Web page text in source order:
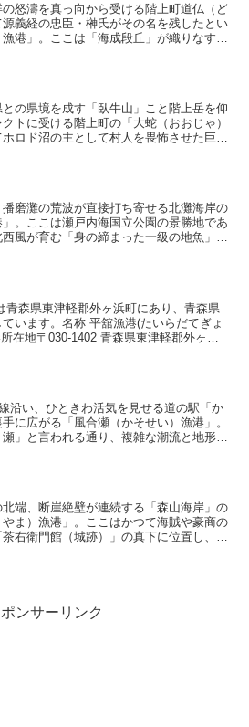
怒濤を真っ向から受ける階上町道仏（ど
義経の忠臣・榊氏がその名を残したとい
港」。ここは「海成段丘」が織りなす階
の県境を成す「臥牛山」こと階上岳を仰
トに受ける階上町の「大蛇（おおじゃ）
ロド沼の主として村人を畏怖させた巨大
磨灘の荒波が直接打ち寄せる北灘海岸の
。ここは瀬戸内海国立公園の景勝地であ
風が育む「身の締まった一級の地魚」が
青森県東津軽郡外ヶ浜町にあり、青森県
います。名称 平舘漁港(たいらだてぎょ
在地〒030-1402 青森県東津軽郡外ヶ浜
沿い、ひときわ活気を見せる道の駅「か
に広がる「風合瀬（かそせい）漁港」。
」と言われる通り、複雑な潮流と地形が
端、断崖絶壁が連続する「森山海岸」の
ま）漁港」。ここはかつて海賊や豪商の
右衛門館（城跡）」の真下に位置し、日
ンサーリンク